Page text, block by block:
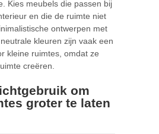
Kies meubels die passen bij
en die de ruimte niet
ontwerpen met
kleuren zijn vaak een
kleine ruimtes, omdat ze
creëren.
om
groter te laten